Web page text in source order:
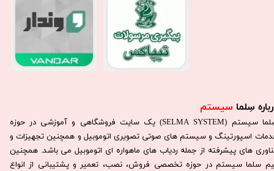
سِلما سیستم​​​​​​​
سِلما سيستم (SELMA SYSTEM) یک سایت فروشگاهی و آموزشی در حوزه
اسپورتینگ و سیستم های صوتی تصویری اتوموبیل و همچنین تجهیزات و
های پیشرفته از جمله ردیاب های ماهواره ای اتوموبیل می باشد. همچنين
سلما سيستم در حوزه تخصصی فروش، نصب، تعمير و پشتيبانی از انواع